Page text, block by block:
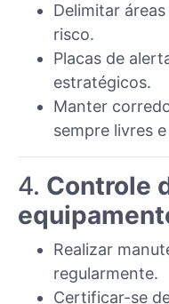
Delimitar
risco.
Placas de
estratégicos.
Manter
sempre livres
4. Controle
Realizar
regularmente.
Certificar-se